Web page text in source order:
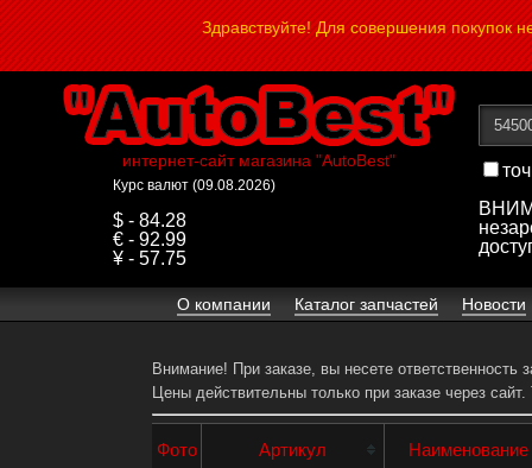
Здравствуйте! Для совершения покупок
интернет-сайт магазина "AutoBest"
Курс валют (09.08.2026)
$ - 84.28
€ - 92.99
¥ - 57.75
О компании Каталог запчастей Новости
Внимание! При заказе, вы несете ответственность
Цены действительны только при заказе через сайт.
Фото Артикул Наименование